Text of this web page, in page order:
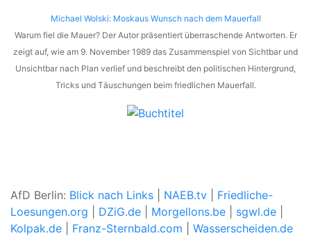
Michael Wolski: Moskaus Wunsch nach dem Mauerfall
Warum fiel die Mauer? Der Autor präsentiert überraschende Antworten. Er
zeigt auf, wie am 9. November 1989 das Zusammenspiel von Sichtbar und
Unsichtbar nach Plan verlief und beschreibt den politischen Hintergrund,
Tricks und Täuschungen beim friedlichen Mauerfall.
AfD Berlin: Blick nach Links NAEB.tv
Friedliche-
Loesungen.org
DZiG.de Morgellons.be sgwl.de
Kolpak.de
Franz-Sternbald.com Wasserscheiden.de